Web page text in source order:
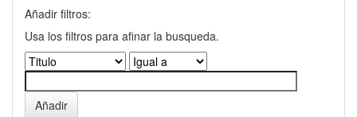
Añadir filtros:
Usa los filtros para afinar la busqueda.